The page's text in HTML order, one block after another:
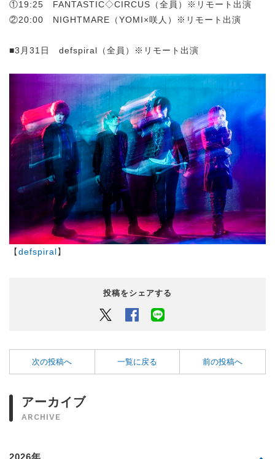
①19:25 FANTASTIC◇CIRCUS（全員）※リモート出演
②20:00 NIGHTMARE（YOMI×咲人）※リモート出演
■3月31日 defspiral（全員）※リモート出演
【defspiral】
投稿をシェアする
Twitter Facebook
次の投稿へ 一覧に戻る 前の投稿へ
アーカイブ
ARCHIVE
2026年